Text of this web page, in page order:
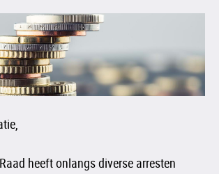
heeft onlangs diverse arresten